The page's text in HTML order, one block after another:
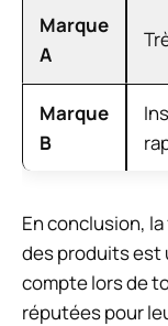
Marque
A
Marque
B
En conclusion,
des produits est
compte lors de
réputées pour